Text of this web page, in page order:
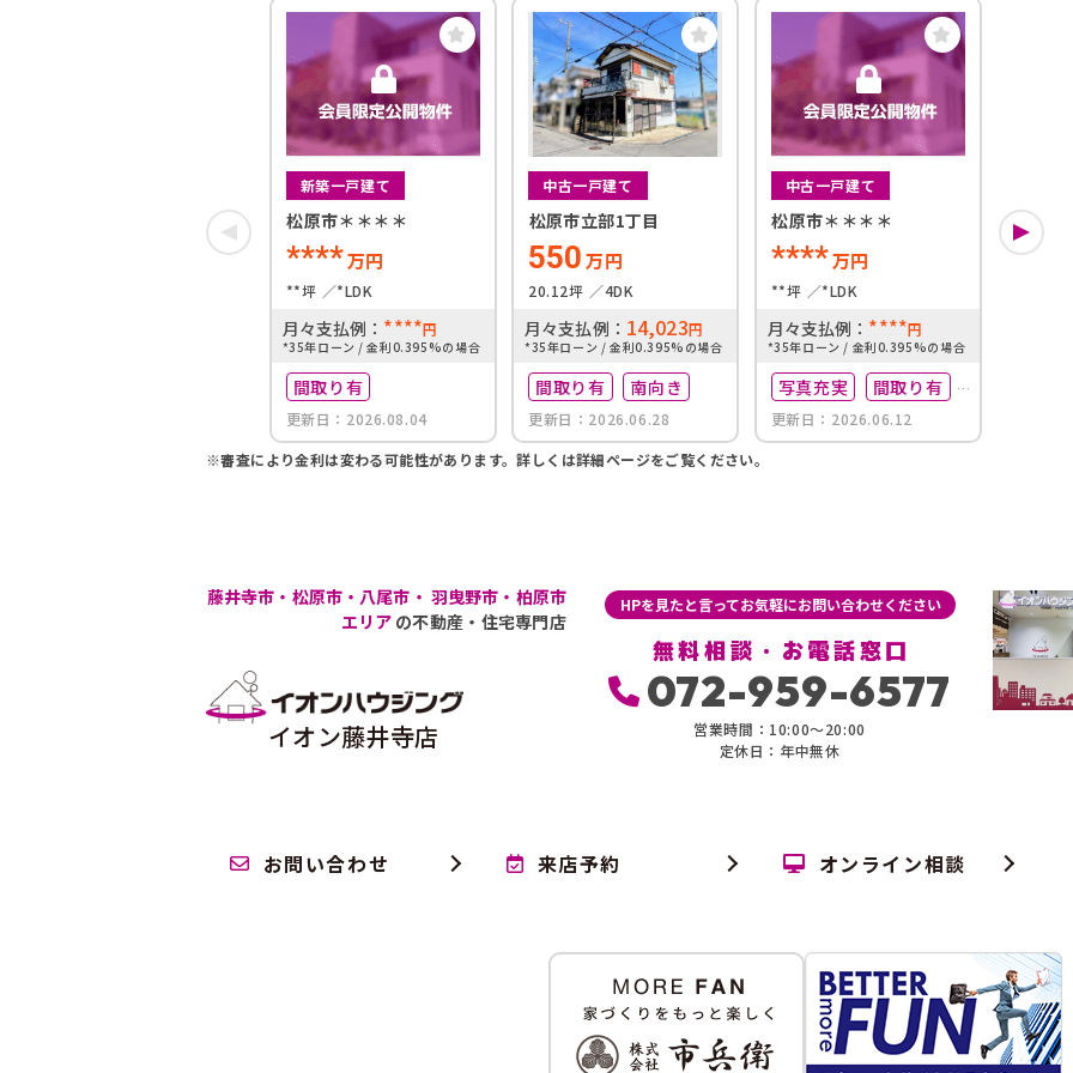
新築一戸建て
松原市＊＊＊＊
****万円
**坪 *LDK
月々支払例： ****円
*35年ローン / 金利0.395%の場合
間取り有
更新日：2026.08.04
中古一戸建て
松原市立部1丁目
550万円
20.12坪 4DK
月々支払例： 14,023円
*35年ローン / 金利0.395%の場合
間取り有 南向き
更新日：2026.06.28
中古一戸建て
松原市＊＊＊＊
****万円
**坪 *LDK
月々支払例： ****円
*35年ローン / 金利0.395%の場合
写真充実
間取り有
南向き
更新日：2026.06.12
松原市
※審査により金利は変わる可能性があります。詳しくは詳細ページをご覧ください。
藤井寺市・松原市・八尾市・ 羽曳野市・柏原市
エリア の不動産・住宅専門店
イオン藤井寺店
HPを見たと言ってお気軽にお問い合わせください
無料相談・お電話窓口
072-959-6577
営業時間：10:00〜20:00
定休日：年中無休
お問い合わせ 来店予約 オンライン相談